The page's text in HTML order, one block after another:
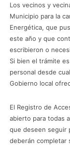
Los vecinos y
Municipio para la
Energética, que
este año y que
escribieron o
Si bien el trámite
personal desde
Gobierno local
El Registro de
abierto para todas
que deseen seguir
deberán completar